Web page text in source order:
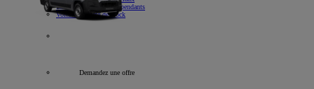
Informations pour indépendants
Voitures société de stock
Demandez une offre